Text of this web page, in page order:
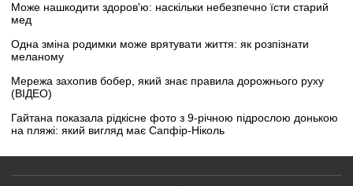
Може нашкодити здоров'ю: наскільки небезпечно їсти старий
мед
Одна зміна родимки може врятувати життя: як розпізнати
меланому
Мережа захопив бобер, який знає правила дорожнього руху
(ВІДЕО)
Гайтана показала рідкісне фото з 9-річною підрослою донькою
на пляжі: який вигляд має Сапфір-Ніколь